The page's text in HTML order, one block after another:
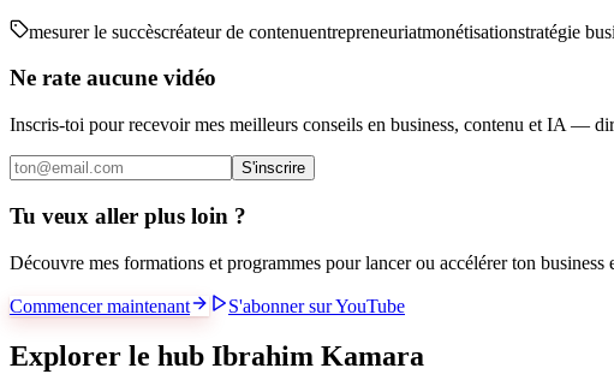
mesurer le succèscréateur de contenuentrepreneuriatmonétisationstratégie
Ne rate aucune vidéo
Inscris-toi pour recevoir mes meilleurs conseils en business, contenu et IA —
S'inscrire
Tu veux aller plus loin ?
Découvre mes formations et programmes pour lancer ou accélérer ton business
Commencer maintenant S'abonner sur YouTube
Explorer le hub Ibrahim Kamara